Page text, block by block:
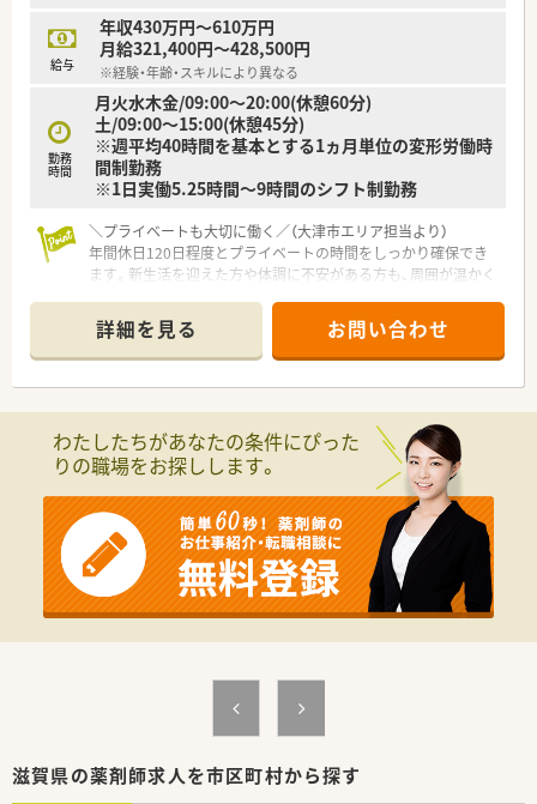
【職場環境と雰囲気】
■創業45年の歴史を持つ安定企業で、優しく包容力のある経営
者のもとで働くことができます。
■滋賀県内でのドミナント展開により強固なヘルプ体制が整っ
ており、急な休みも安心です。
■未経験やブランクのある方には、教育担当者がマンツーマンで
丁寧に指導する文化があります。
給与
年収430万円～610万円
月給321,400円～428,500円
※経験・年齢・スキルにより異なる
勤務
時間
月火水木金/09:00～20:00(休憩60分)
土/09:00～15:00(休憩45分)
※週平均40時間を基本とする1ヵ月単位の変形労働時
間制勤務
※1日実働5.25時間～9時間のシフト制勤務
＼プライベートも大切に働く／（大津市エリア担当より）
年間休日120日程度とプライベートの時間をしっかり確保でき
ます。新生活を迎えた方や体調に不安がある方も、周囲が温かく
＊------------------------------------------＊
【店舗情報と応需状況について】
■最寄り駅である堅田駅から徒歩15分ほどの場所に位置してお
■総合病院の門前に店舗を構えているため、内科や整形外科をは
じめとする多種多様な科目の処方箋を応需しています。
■1日あたり70～90枚ほどの処方箋を受け付けているほか、施設
や居宅への在宅業務にも積極的に取り組んでいます。
【募集背景と求める人物像について】
■現在はさらなる体制強化を目指した欠員補充の募集を行って
おり、周囲のスタッフと連携できる方を急募しています。
■調剤業務の経験者はもちろんのこと、経験が浅い方やブランク
から復帰して長く勤務したいという方も歓迎いたします。
■新生活をスタートしたばかりの方や、ご自身のペースを大切に
■全国に多数 of 店舗を展開しており、コンプライアンスの遵守
を徹底したクリーンで安心できる労働環境を整えています。
詳細を見る お問い合わせ
わたしたちがあなたの条件にぴった
りの職場をお探しします。
滋賀県の薬剤師求人を市区町村から探す